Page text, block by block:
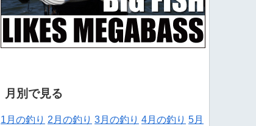
月別で見る
1月の釣り 2月の釣り 3月の釣り 4月の釣り 5月